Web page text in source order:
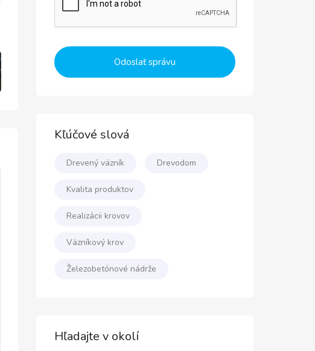
Odoslať správu
Kľúčové slová
Drevený väzník Drevodom
Kvalita produktov
Realizácii krovov
Väzníkový krov
Železobetónové nádrže
Hľadajte v okolí